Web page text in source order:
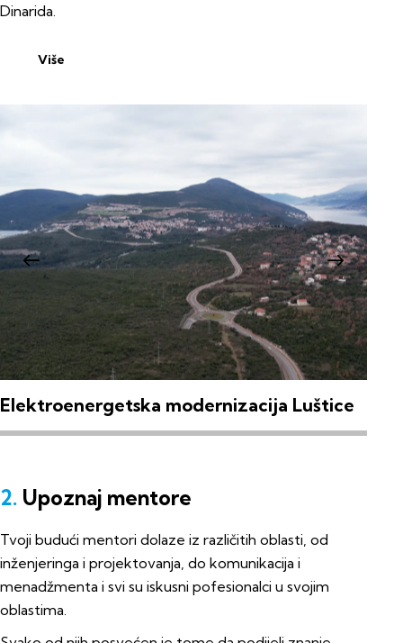
Dinarida.
Više
Panoramska žičara Igalo – Ilinica
2. Upoznaj mentore
Tvoji budući mentori dolaze iz različitih oblasti, od
inženjeringa i projektovanja, do komunikacija i
menadžmenta i svi su iskusni pofesionalci u svojim
oblastima.